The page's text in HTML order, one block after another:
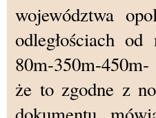
województwa
odległościach
80m-350m-
że to zgodne z